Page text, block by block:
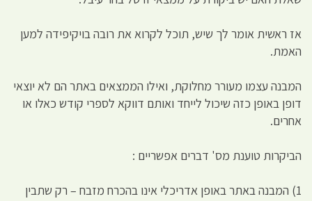
אז ראשית אומר לך שיש, תוכל לקרוא את רובה בויקיפידה למען
האמת.
המבנה עצמו מעורר מחלוקת, ואילו הממצאים באתר הם לא יוצאי
דופן באופן כזה שיכול לייחד ואותם דווקא לספרי קודש כאלו או
אחרים.
הביקרות טוענת מס' דברים אפשריים :
1) המבנה באתר באופן אדריכלי אינו בהכרח מזבח – רק שתבין